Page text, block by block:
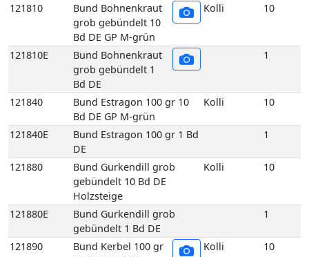
Bd DE GP M-grün
Bund Estragon 100 gr 1 Bd
DE
121880
Bund Gurkendill grob
gebündelt 10 Bd DE
Holzsteige
10
121880E
Bund Gurkendill grob
gebündelt 1 Bd DE
1
121890
Bund Kerbel 100 gr
10 Bd DE GP M-
grün
10
Bund Kerbel 100 gr
1 Bd DE
121930
Bund Koriander 100
gr 10 Bd DE GP M-
grün
10